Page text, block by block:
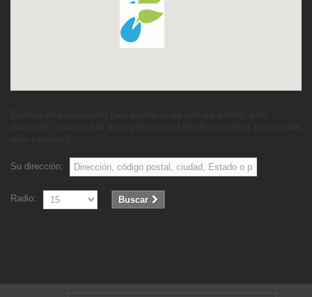
Su dirección:
Radio: Buscar